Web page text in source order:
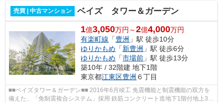
売買 | 中古マンション ベイズ タワー＆ガーデン
1億3,050万円～2億4,000万円
有楽町線 「豊洲 」駅 徒歩10分
ゆりかもめ 「新豊洲 」駅 徒歩6分
ゆりかもめ 「市場前 」駅 徒歩13分
築10年 / 32階建 地下1階
東京都江東区豊洲 ６丁目
■■ベイズタワー＆ガーデン■■ 2016年6月竣工 免震機能と制震機能の双方を
備えた、「免制震複合システム」採用 鉄筋コンクリート造地下1階付地上32